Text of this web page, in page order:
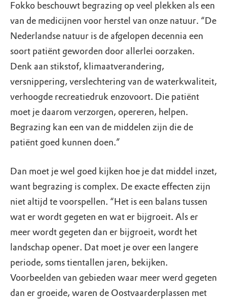
Fokko beschouwt begrazing op veel plekken als een
van de medicijnen voor herstel van onze natuur. “De
Nederlandse natuur is de afgelopen decennia een
soort patiënt geworden door allerlei oorzaken.
Denk aan stikstof, klimaatverandering,
versnippering, verslechtering van de waterkwaliteit,
verhoogde recreatiedruk enzovoort. Die patiënt
moet je daarom verzorgen, opereren, helpen.
Begrazing kan een van de middelen zijn die de
patiënt goed kunnen doen.”
Dan moet je wel goed kijken hoe je dat middel inzet,
want begrazing is complex. De exacte effecten zijn
niet altijd te voorspellen. “Het is een balans tussen
wat er wordt gegeten en wat er bijgroeit. Als er
meer wordt gegeten dan er bijgroeit, wordt het
landschap opener. Dat moet je over een langere
periode, soms tientallen jaren, bekijken.
Voorbeelden van gebieden waar meer werd gegeten
dan er groeide, waren de Oostvaarderplassen met